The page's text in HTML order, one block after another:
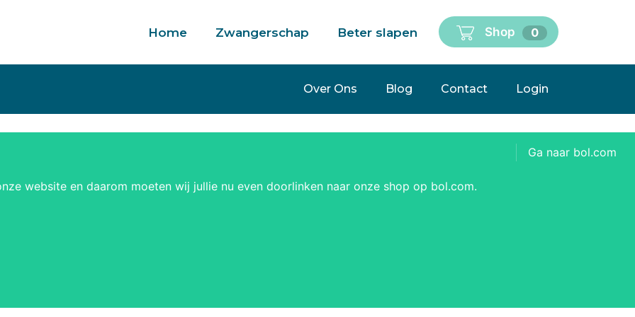
Home Zwangerschap Beter slapen Shop 0
Snel bezorgd
Over Ons Blog Contact Login
Ga naar bol.com
website en daarom moeten wij jullie nu even doorlinken naar onze shop op bol.com.